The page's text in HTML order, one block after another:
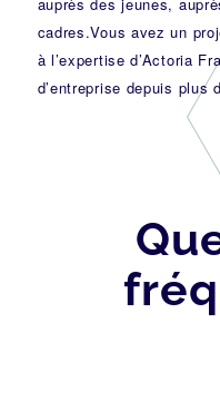
cadres.Vous avez un
à l’expertise d’Actoria
d’entreprise depuis plus